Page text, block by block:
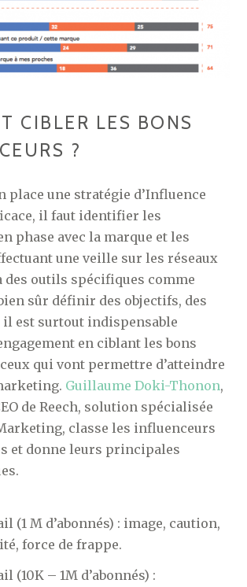
CIBLER LES BONS
?
place une stratégie d’Influence
il faut identifier les
phase avec la marque et les
une veille sur les réseaux
des outils spécifiques comme
sûr définir des objectifs, des
il est surtout indispensable
en ciblant les bons
qui vont permettre d’atteindre
Guillaume Doki-Thonon,
de Reech, solution spécialisée
classe les influenceurs
et donne leurs principales
(1 M d’abonnés) : image, caution,
force de frappe.
(10K – 1M d’abonnés) :